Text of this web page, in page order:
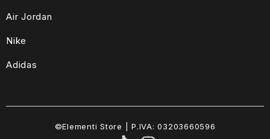
Air Jordan
Nike
Adidas
©Elementi Store | P.IVA: 03203660596